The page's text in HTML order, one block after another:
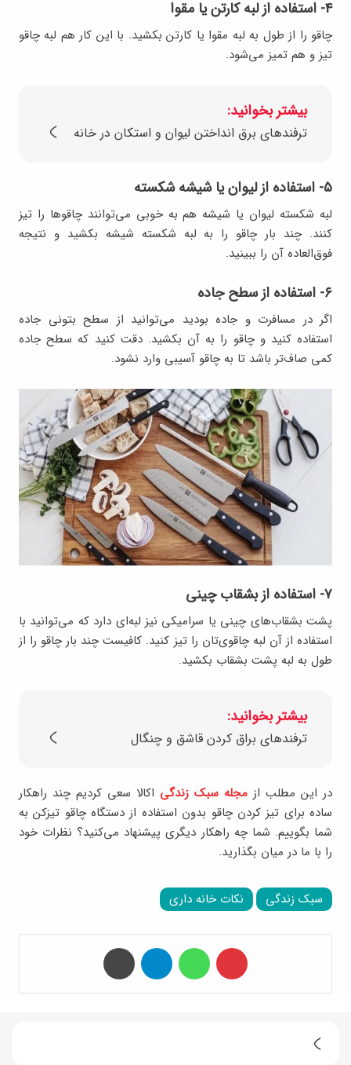
۴- استفاده از لبه کارتن یا مقوا
چاقو را از طول به لبه مقوا یا کارتن بکشید. با این کار هم لبه چاقو
تیز و هم تمیز می‌شود.
بیشتر بخوانید:
ترفندهای برق انداختن لیوان و استکان در خانه
۵- استفاده از لیوان یا شیشه شکسته
لبه شکسته لیوان یا شیشه هم به خوبی می‌توانند چاقوها را تیز
کنند. چند بار چاقو را به لبه شکسته شیشه بکشید و نتیجه
فوق‌العاده آن را ببینید.
۶- استفاده از سطح جاده
اگر در مسافرت و جاده بودید می‌توانید از سطح بتونی جاده
استفاده کنید و چاقو را به آن بکشید. دقت کنید که سطح جاده
کمی صاف‌تر باشد تا به چاقو آسیبی وارد نشود.
۷- استفاده از بشقاب چینی
پشت بشقاب‌های چینی یا سرامیکی نیز لبه‌ای دارد که می‌توانید با
استفاده از آن لبه چاقوی‌تان را تیز کنید. کافیست چند بار چاقو را از
طول به لبه پشت بشقاب بکشید.
بیشتر بخوانید:
ترفندهای براق کردن قاشق و چنگال
در این مطلب از مجله سبک زندگی اکالا سعی کردیم چند راهکار
ساده برای تیز کردن چاقو بدون استفاده از دستگاه چاقو تیزکن به
شما بگوییم. شما چه راهکار دیگری پیشنهاد می‌کنید؟ نظرات خود
را با ما در میان بگذارید.
سبک زندگی نکات خانه داری